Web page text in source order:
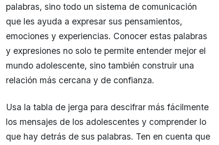
palabras, sino todo un sistema de comunicación
que les ayuda a expresar sus pensamientos,
emociones y experiencias. Conocer estas palabras
y expresiones no solo te permite entender mejor el
mundo adolescente, sino también construir una
relación más cercana y de confianza.
Usa la tabla de jerga para descifrar más fácilmente
los mensajes de los adolescentes y comprender lo
que hay detrás de sus palabras. Ten en cuenta que